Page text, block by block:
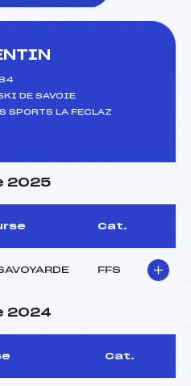
DE SAVOIE
SPORTS LA FECLAZ
2025
Cat.
FFS
2024
Cat.